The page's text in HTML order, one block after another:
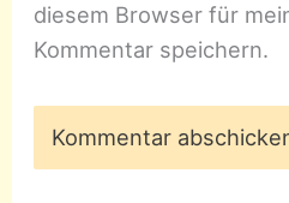
diesem Browser für
Kommentar speichern.